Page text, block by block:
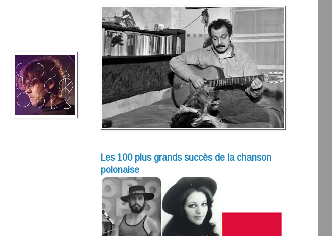
Les 100 plus grands succès de la chanson
polonaise